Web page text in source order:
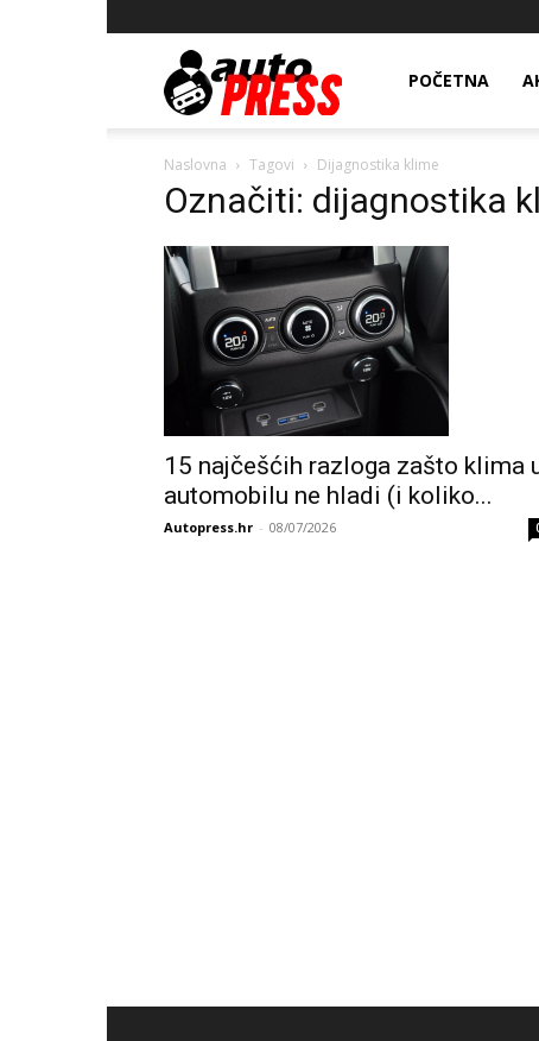
AutopressHRPOČETNA
Naslovna Tagovi Dijagnostika klime
Označiti: dijagnostika
15 najčešćih razloga zašto klima
automobilu ne hladi (i koliko...
Autopress.hr - 08/07/2026